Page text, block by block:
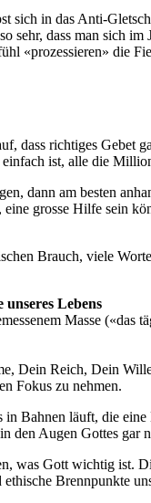
sich in das Anti-
sehr, dass man sich
«prozessieren» die
dass richtiges Gebet
ist, alle die
dann am besten
grosse Hilfe sein
Brauch, viele
unseres Lebens
Masse
Dein Reich, Dein
Fokus zu nehmen.
in Bahnen läuft, die
den Augen Gottes
was Gott wichtig ist.
Brennpunkte